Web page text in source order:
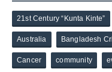
21st Century “Kunta Kinte”
Australia Bangladesh
Cancer community